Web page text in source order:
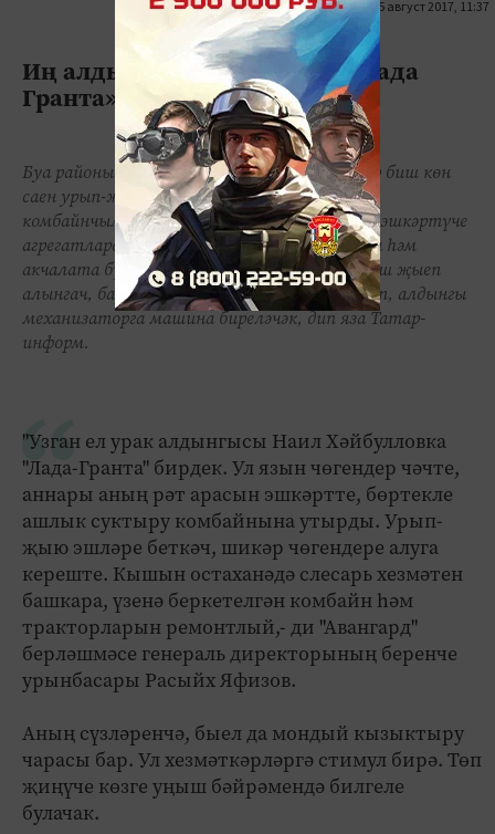
25 август 2017, 11:37
1621
0 0
Иң алдынгы комбайнчыга «Лада
Гранта» бирелә
Буа районының "Авангард" хуҗалыгында һәр биш көн
саен урып-җыюга нәтиҗә ясалып, алдынгы
комбайнчыларга, чәчү агрегатлары һәм җир эшкәртүче
агрегатларда эшләүчеләргә Рәхмәт хатлары һәм
акчалата бүләкләр тапшырыла. Ә көзге уңыш җыеп
алынгач, барлык кыр эшләренә йомгак ясалып, алдынгы
механизаторга машина биреләчәк, дип яза Татар-
информ.
"Узган ел урак алдынгысы Наил Хәйбулловка
"Лада-Гранта" бирдек. Ул язын чөгендер чәчте,
аннары аның рәт арасын эшкәртте, бөртекле
ашлык суктыру комбайнына утырды. Урып-
җыю эшләре беткәч, шикәр чөгендере алуга
кереште. Кышын остаханәдә слесарь хезмәтен
башкара, үзенә беркетелгән комбайн һәм
тракторларын ремонтлый,- ди "Авангард"
берләшмәсе генераль директорының беренче
урынбасары Расыйх Яфизов.
Аның сүзләренчә, быел да мондый кызыктыру
чарасы бар. Ул хезмәткәрләргә стимул бирә. Төп
җиңүче көзге уңыш бәйрәмендә билгеле
булачак.